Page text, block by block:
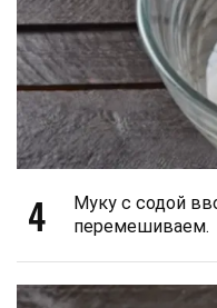
4
Муку с содой
перемешиваем.